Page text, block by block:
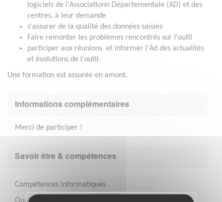
logiciels de l'Associationn Départementale (AD) et des
centres, à leur demande
s'assurer de la qualité des données saisies
Faire remonter les problèmes rencontrés sur l'outil
participer aux réunions et informer l'Ad des actualités
et évolutions de l'outil.
Une formation est assurée en amont.
Informations complémentaires
Merci de participer !
Savoir être & compétences
Compétences informatiques
Qualités relationnelles